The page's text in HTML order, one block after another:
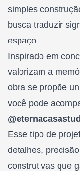
simples
busca traduzir
espaço.
Inspirado em
valorizam a
obra se propõe
você pode
Esse tipo de
detalhes,
construtivas que